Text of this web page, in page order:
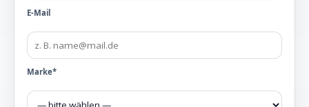
E-Mail
Marke*